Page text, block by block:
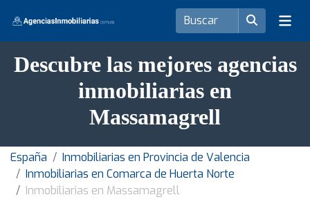
Descubre las mejores agencias
inmobiliarias en
Massamagrell
España
Inmobiliarias en Provincia de Valencia
Inmobiliarias en Comarca de Huerta Norte
Inmobiliarias en Massamagrell